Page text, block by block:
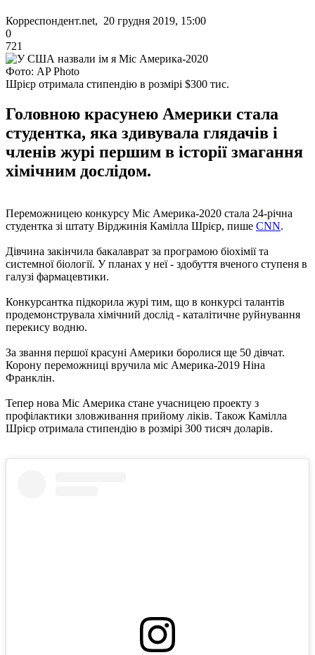
Корреспондент.net, 20 грудня 2019, 15:00
0
721
Фото: AP Photo
Шрієр отримала стипендію в розмірі $300 тис.
Головною красунею Америки стала
студентка, яка здивувала глядачів і
членів журі першим в історії змагання
хімічним дослідом.
Переможницею конкурсу Міс Америка-2020 стала 24-річна
студентка зі штату Вірджинія Камілла Шрієр, пише CNN.
Дівчина закінчила бакалаврат за програмою біохімії та
системної біології. У планах у неї - здобуття вченого ступеня в
галузі фармацевтики.
Конкурсантка підкорила журі тим, що в конкурсі талантів
продемонструвала хімічний дослід - каталітичне руйнування
перекису водню.
За звання першої красуні Америки боролися ще 50 дівчат.
Корону переможниці вручила міс Америка-2019 Ніна
Франклін.
Тепер нова Міс Америка стане учасницею проекту з
профілактики зловживання прийому ліків. Також Камілла
Шрієр отримала стипендію в розмірі 300 тисяч доларів.